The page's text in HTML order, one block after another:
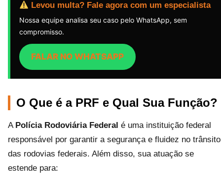
Levou multa? Fale agora com um especialista
Nossa equipe analisa seu caso pelo WhatsApp, sem
compromisso.
FALAR NO WHATSAPP
O Que é a PRF e Qual Sua Função?
A Polícia Rodoviária Federal é uma instituição federal
responsável por garantir a segurança e fluidez no trânsito
das rodovias federais. Além disso, sua atuação se
estende para: